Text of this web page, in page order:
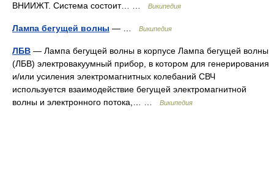
ВНИИЖТ. Система состоит… …
Википедия
Лампа бегущей волны — … Википедия
ЛБВ — Лампа бегущей волны в корпусе Лампа бегущей волны
(ЛБВ) электровакуумный прибор, в котором для генерирования
и/или усиления электромагнитных колебаний СВЧ
используется взаимодействие бегущей электромагнитной
волны и электронного потока,… …
Википедия